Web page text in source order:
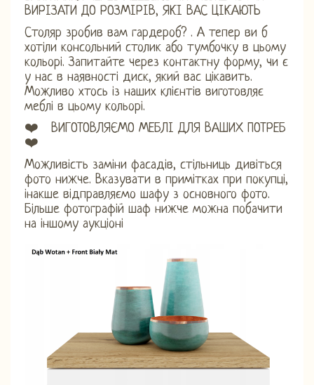
ВИРІЗАТИ ДО РОЗМІРІВ, ЯКІ ВАС ЦІКАЮТЬ
Столяр зробив вам гардероб? . А тепер ви б
хотіли консольний столик або тумбочку в цьому
кольорі. Запитайте через контактну форму, чи є
у нас в наявності диск, який вас цікавить.
Можливо хтось із наших клієнтів виготовляє
меблі в цьому кольорі.
❤️ ВИГОТОВЛЯЄМО МЕБЛІ ДЛЯ ВАШИХ ПОТРЕБ
❤️
Можливість заміни фасадів, стільниць дивіться
фото нижче. Вказувати в примітках при покупці,
інакше відправляємо шафу з основного фото.
Більше фотографій шаф нижче можна побачити
на іншому аукціоні